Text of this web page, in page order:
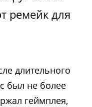
ремейк для
длительного
был не более
геймплея,